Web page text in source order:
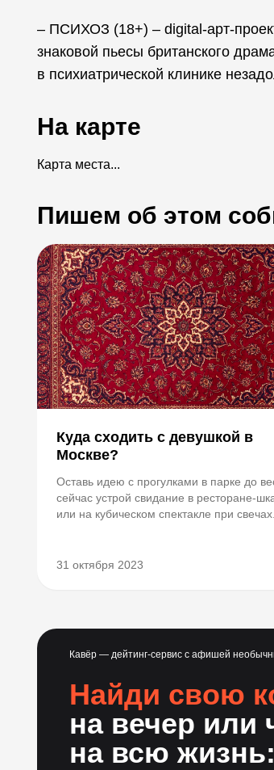
– ПСИХОЗ (18+) – digital-арт-
знаковой пьесы британского
в психиатрической клинике
На карте
Карта места...
Пишем об этом
Куда сходить с девушкой в
Москве?
Оставь идею с прогулками в парке до
сейчас устрой свидание в ресторане-
или на кубическом спектакле при свечах.
31 октября 2023
Кавёр — дейтинг-сервис с афишей
Найди свою
на вечер или
на всю жизнь: